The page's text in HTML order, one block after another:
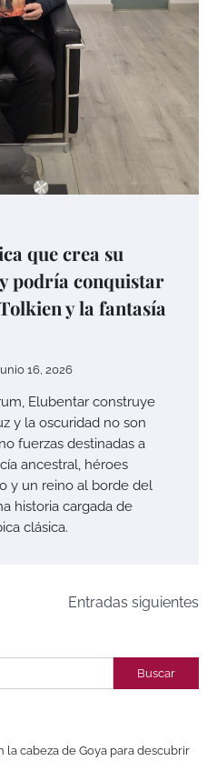
que crea su
podría conquistar
y la fantasía
16, 2026
Elubentar construye
y la oscuridad no son
fuerzas destinadas a
ancestral, héroes
y un reino al borde del
historia cargada de
clásica.
Entradas siguientes
Buscar
la cabeza de Goya para descubrir